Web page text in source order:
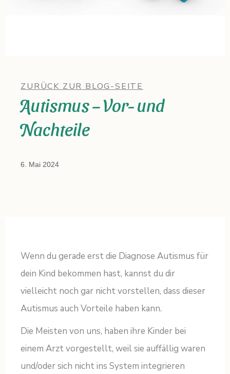
ZURÜCK ZUR BLOG-SEITE
Autismus – Vor- und
Nachteile
6. Mai 2024
Wenn du gerade erst die Diagnose Autismus für
dein Kind bekommen hast, kannst du dir
vielleicht noch gar nicht vorstellen, dass dieser
Autismus auch Vorteile haben kann.
Die Meisten von uns, haben ihre Kinder bei
einem Arzt vorgestellt, weil sie auffällig waren
und/oder sich nicht ins System integrieren